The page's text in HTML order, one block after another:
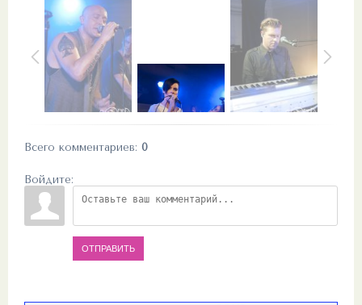
Всего комментариев: 0
Войдите:
ОТПРАВИТЬ